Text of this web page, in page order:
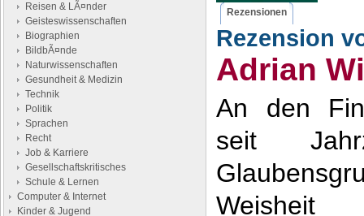
Reisen & LÃ¤nder
Geisteswissenschaften
Biographien
BildbÃ¤nde
Naturwissenschaften
Gesundheit & Medizin
Technik
Politik
Sprachen
Recht
Job & Karriere
Gesellschaftskritisches
Schule & Lernen
Computer & Internet
Kinder & Jugend
Rezensionen
Rezension
Adrian
An den
seit